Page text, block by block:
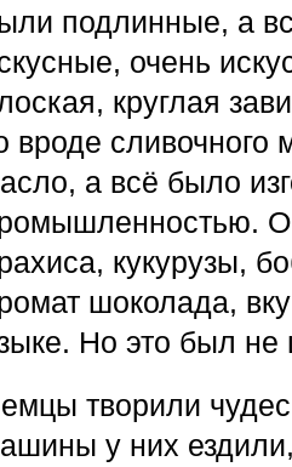
подлинные, а
очень
круглая
вроде
а всё было
кукурузы,
шоколада,
Но это был не
творили
у них